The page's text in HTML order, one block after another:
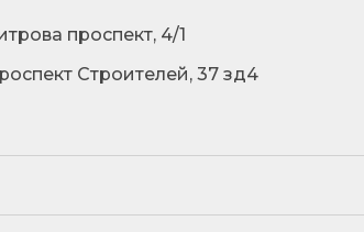
проспект, 4/1
Строителей, 37 зд4